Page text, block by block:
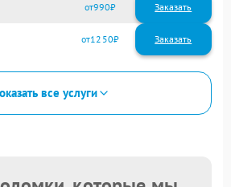
990
1250
все услуги